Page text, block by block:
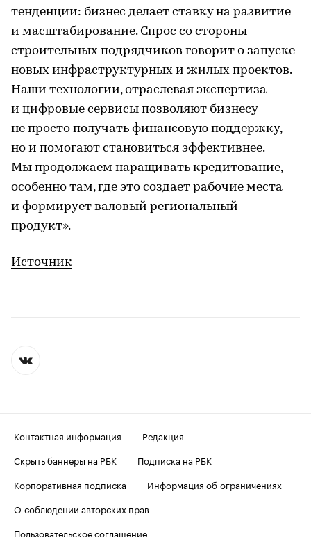
тенденции: бизнес делает ставку на развитие
и масштабирование. Спрос со стороны
строительных подрядчиков говорит о запуске
новых инфраструктурных и жилых проектов.
Наши технологии, отраслевая экспертиза
и цифровые сервисы позволяют бизнесу
не просто получать финансовую поддержку,
но и помогают становиться эффективнее.
Мы продолжаем наращивать кредитование,
особенно там, где это создает рабочие места
и формирует валовый региональный
продукт».
Источник
Контактная информация
Редакция
Скрыть баннеры на РБК
Подписка на РБК
Корпоративная подписка
Информация об ограничениях
О соблюдении авторских прав
Пользовательское соглашение